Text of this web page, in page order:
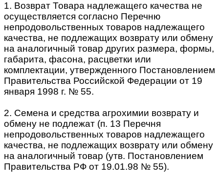
1. Возврат Товара надлежащего качества не
осуществляется согласно Перечню
непродовольственных товаров надлежащего
качества, не подлежащих возврату или обмену
на аналогичный товар других размера, формы,
габарита, фасона, расцветки или
комплектации, утвержденного Постановлением
Правительства Российской Федерации от 19
января 1998 г. № 55.
2. Семена и средства агрохимии возврату и
обмену не подлежат (п. 13 Перечня
непродовольственных товаров надлежащего
качества, не подлежащих возврату или обмену
на аналогичный товар (утв. Постановлением
Правительства РФ от 19.01.98 № 55).